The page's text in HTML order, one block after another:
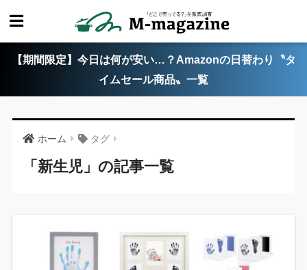
【期間限定】今日は何が安い…？Amazonの日替わり〝タ
イムセール商品〟一覧
ホーム タグ
「新生児」の記事一覧